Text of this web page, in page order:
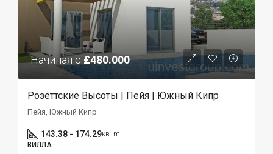
Начиная с £480.000
Розеттские Высоты | Пейя | Южный Кипр
Пейя, Южный Кипр
143.38 - 174.29кв. m.
ВИЛЛА